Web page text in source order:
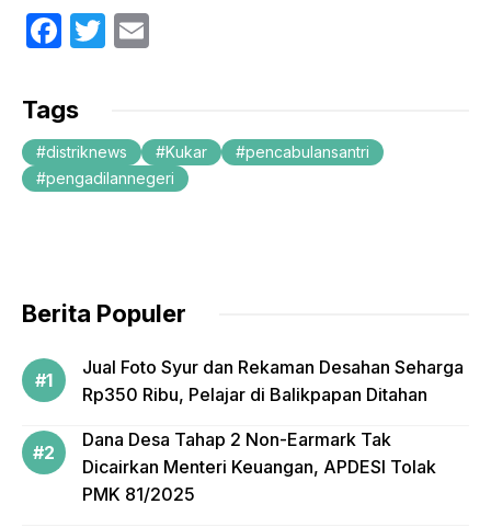
F
c
e
b
o
T
er
Tags
distriknews Kukar
pencabulansantri
pengadilannegeri
Berita Populer
Jual Foto Syur dan Rekaman Desahan Seharga
Rp350 Ribu, Pelajar di Balikpapan Ditahan
Dana Desa Tahap 2 Non-Earmark Tak
Dicairkan Menteri Keuangan, APDESI Tolak
PMK 81/2025